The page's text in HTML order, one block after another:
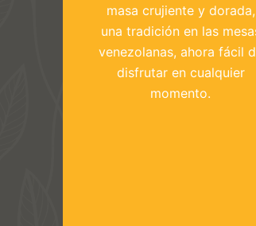
masa crujiente y dorada,
una tradición en las
venezolanas, ahora fácil
disfrutar en cualquier
momento.